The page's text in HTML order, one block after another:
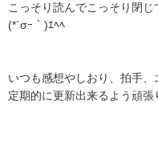
こっそり読んでこっそり閉
(*´σｰ｀)ｴﾍﾍ
いつも感想やしおり、拍手、
定期的に更新出来るよう頑